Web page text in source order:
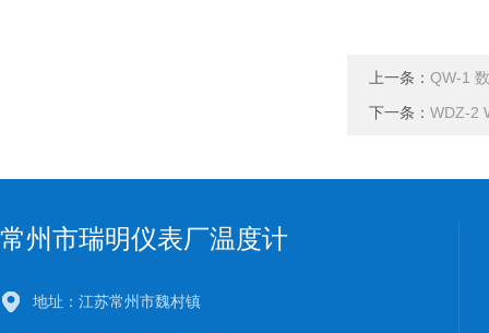
上一条： QW-1
下一条： WDZ-2
常州市瑞明仪表厂温度计
地址：江苏常州市魏村镇